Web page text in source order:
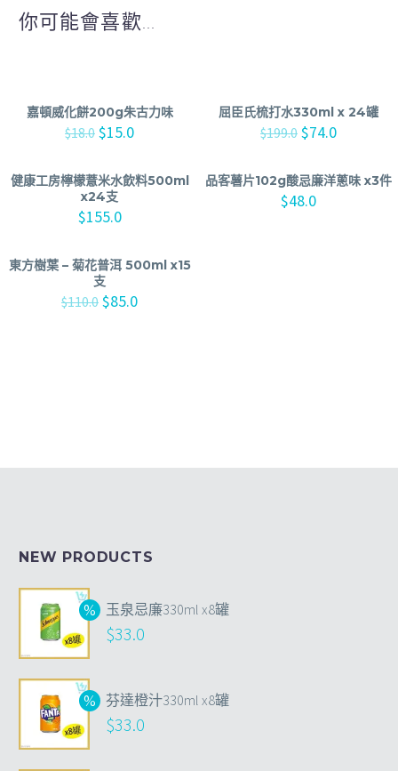
你可能會喜歡...
嘉頓威化餅200g朱古力味
$18.0 $15.0
屈臣氏梳打水330ml x 24罐
$199.0 $74.0
健康工房檸檬薏米水飲料500ml
x24支
$155.0
品客薯片102g酸忌廉洋蔥味 x3件
$48.0
東方樹葉 – 菊花普洱 500ml x15
支
$110.0 $85.0
NEW PRODUCTS
玉泉忌廉330ml x8罐
$33.0
芬達橙汁330ml x8罐
$33.0